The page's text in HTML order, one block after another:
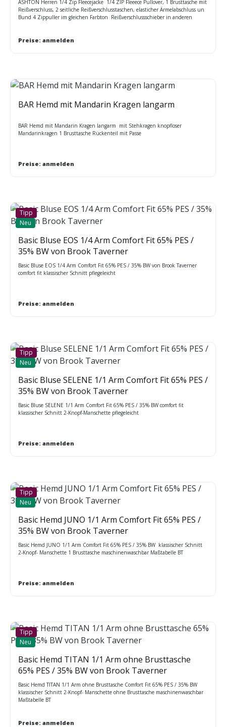
ASHTON Herren 1/4 Zip Fleecejacke 1/4 ZIP Fleeece Pullover, 1 Brusttasche mit
Reißverschluss, 2 seitliche Reißverschlusstaschen, elasticher Ärmelabschluss un
Bund 4 Zippuller im gleichen Farbton Reißverschlussschieber in anderen
Preise: anmelden
BAR Hemd mit Mandarin Kragen langarm
BAR Hemd mit Mandarin Kragen langarm mit Stehkragen knopfloser
Mandarinkragen 1 Brusttasche Rückenteil mit Passe
Preise: anmelden
Tipp
Neu
Basic Bluse EOS 1/4 Arm Comfort Fit 65% PES /
35% BW von Brook Taverner
Basic Bluse EOS 1/4 Arm Comfort Fit 65% PES / 35% BW von Brook Taverner
comfort fit klassischer Schnitt pflegeleicht
Preise: anmelden
Tipp
Neu
Basic Bluse SELENE 1/1 Arm Comfort Fit 65% PES /
35% BW von Brook Taverner
Basic Bluse SELENE 1/1 Arm Comfort Fit 65% PES / 35% BW comfort fit
klassischer Schnitt 2-Knopf-Manschette pflegeleicht
Preise: anmelden
Tipp
Neu
Basic Hemd JUNO 1/1 Arm Comfort Fit 65% PES /
35% BW von Brook Taverner
Basic Hemd JUNO 1/1 Arm Comfort Fit 65% PES / 35% BW klassischer Schnitt
2-Knopf- Manschette 1 Brusttasche maschinenwaschbar Maßtabelle BT
Preise: anmelden
Tipp
Neu
Basic Hemd TITAN 1/1 Arm ohne Brusttasche
65% PES / 35% BW von Brook Taverner
Basic Hemd TITAN 1/1 Arm ohne Brusttasche Comfort Fit 65% PES / 35% BW
klassischer Schnitt 2-Knopf- Manschette ohne Brusttasche maschinenwaschbar
Maßtabelle BT
Preise: anmelden